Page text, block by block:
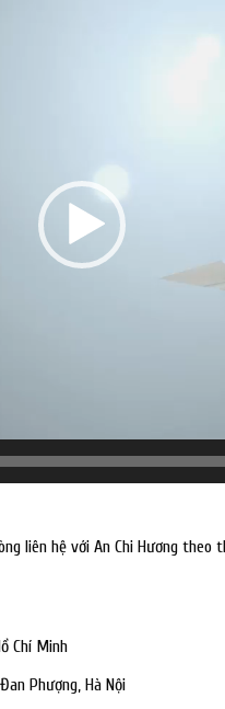
liên hệ với An Chi Hương theo
Chí Minh
Phượng, Hà Nội